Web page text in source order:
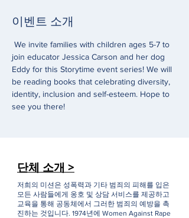
이벤트 소개
We invite families with children ages 5-7 to
join educator Jessica Carson and her dog
Eddy for this Storytime event series! We will
be reading books that celebrating diversity,
identity, inclusion and self-esteem. Hope to
see you there!
단체 소개 >
저희의 미션은 성폭력과 기타 범죄의 피해를 입은
모든 사람들에게 옹호 및 상담 서비스를 제공하고
교육을 통해 공동체에서 그러한 범죄의 예방을 촉
진하는 것입니다. 1974년에 Women Against Rape